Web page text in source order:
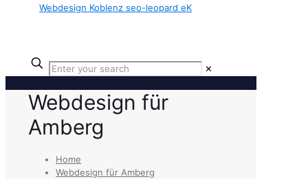
✕
Webdesign für
Amberg
Home
Webdesign für Amberg